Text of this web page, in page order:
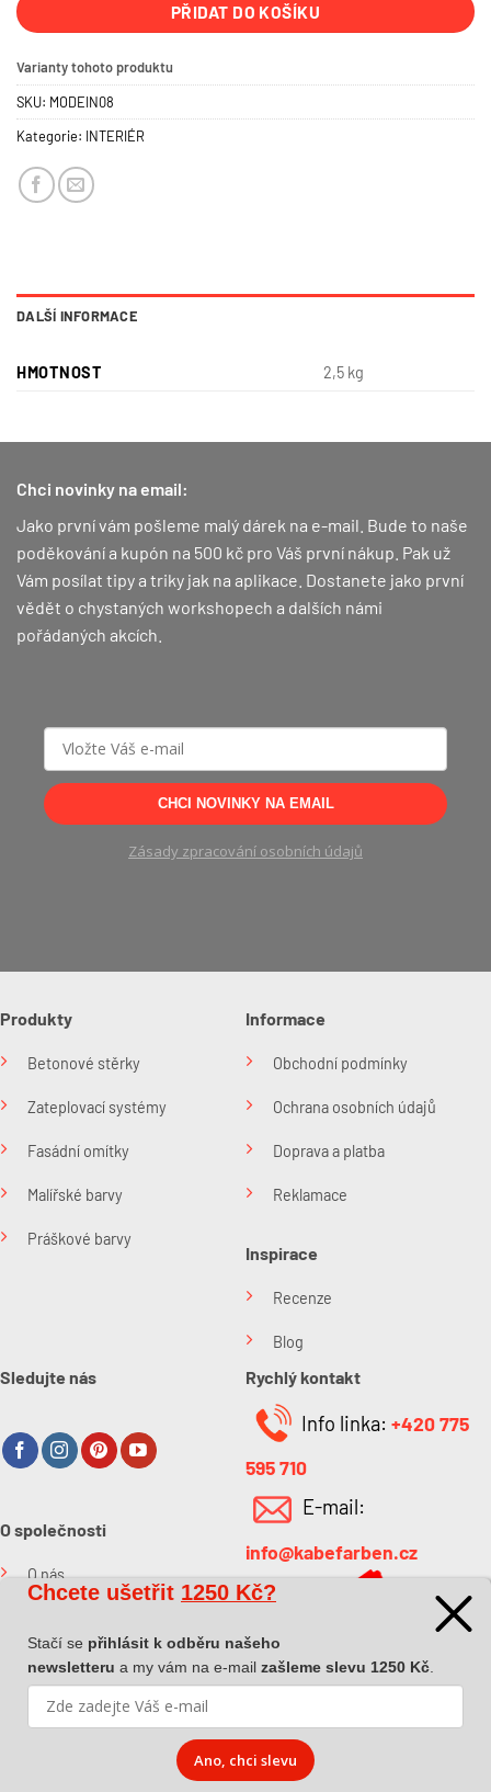
PŘIDAT DO KOŠÍKU
Varianty tohoto produktu
SKU: MODEIN08
Kategorie: INTERIÉR
DALŠÍ INFORMACE
HMOTNOST 2,5 kg
Chci novinky na email:
Jako první vám pošleme malý dárek na e-mail. Bude to naše
poděkování a kupón na 500 kč pro Váš první nákup. Pak už
Vám posílat tipy a triky jak na aplikace. Dostanete jako první
vědět o chystaných workshopech a dalších námi
pořádaných akcích.
CHCI NOVINKY NA EMAIL
Zásady zpracování osobních údajů
Produkty
Betonové stěrky
Zateplovací systémy
Fasádní omítky
Malířské barvy
Práškové barvy
Informace
Obchodní podmínky
Ochrana osobních údajů
Doprava a platba
Reklamace
Inspirace
Recenze
Blog
Sledujte nás
O společnosti
O nás
Rychlý kontakt
Info linka: +420 775
595 710
E-mail:
info@kabefarben.cz
Dova a.s. Pokyny k převzetí zásilky
Chcete ušetřit 1250 Kč?
Stačí se přihlásit k odběru našeho
newsletteru a my vám na e-mail zašleme slevu 1250 Kč
Ano, chci slevu